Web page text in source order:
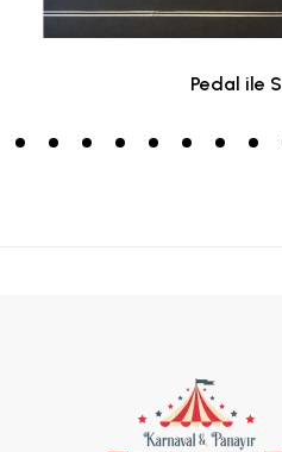
Pedal ile